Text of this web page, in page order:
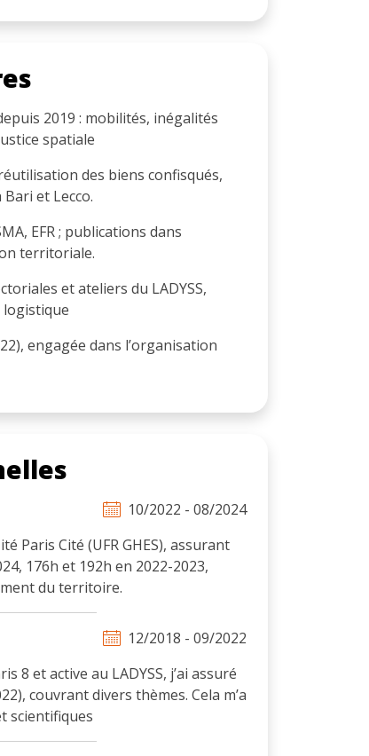
2019 : mobilités, inégalités
spatiale
des biens confisqués,
et Lecco.
EFR ; publications dans
territoriale.
et ateliers du LADYSS,
engagée dans l’organisation
10/2022 - 08/2024
Paris Cité (UFR GHES), assurant
176h et 192h en 2022-2023,
du territoire.
12/2018 - 09/2022
8 et active au LADYSS, j’ai assuré
couvrant divers thèmes. Cela m’a
scientifiques